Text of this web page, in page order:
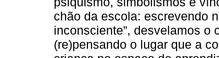
chão da escola: escrevendo
inconsciente”, desvelamos o
(re)pensando o lugar que a